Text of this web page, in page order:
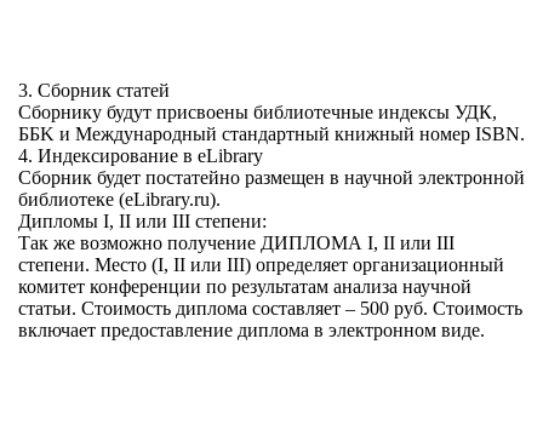
3. Сборник статей
Сборнику будут присвоены библиотечные индексы УДК,
ББK и Международный стандартный книжный номер ISBN.
4. Индексирование в eLibrary
Сборник будет постатейно размещен в научной электронной
библиотеке (eLibrary.ru).
Дипломы I, II или III степени:
Так же возможно получение ДИПЛОМА I, II или III
степени. Место (I, II или III) определяет организационный
комитет конференции по результатам анализа научной
статьи. Стоимость диплома составляет – 500 руб. Стоимость
включает предоставление диплома в электронном виде.